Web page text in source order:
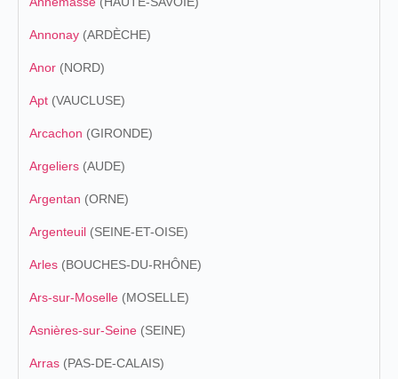
Annonay (ARDÈCHE)
Anor (NORD)
Apt (VAUCLUSE)
Arcachon (GIRONDE)
Argeliers (AUDE)
Argentan (ORNE)
Argenteuil (SEINE-ET-OISE)
Arles (BOUCHES-DU-RHÔNE)
Ars-sur-Moselle (MOSELLE)
Asnières-sur-Seine (SEINE)
Arras (PAS-DE-CALAIS)